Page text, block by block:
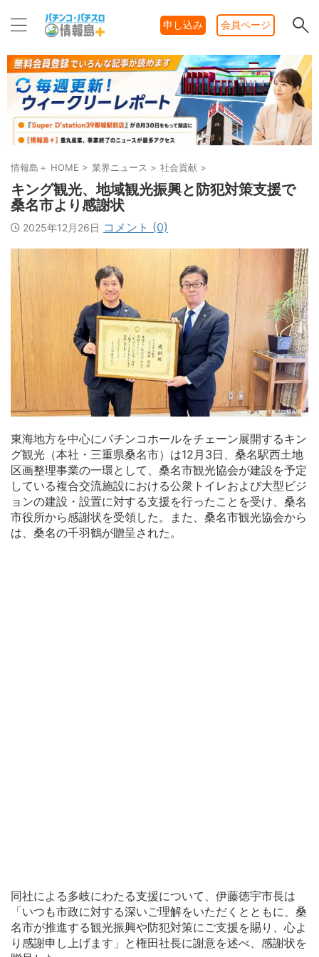
申し込み 会員ページ
情報島＋ HOME > 業界ニュース > 社会貢献 >
キング観光、地域観光振興と防犯対策支援で
桑名市より感謝状
2025年12月26日 コメント (0)
東海地方を中心にパチンコホールをチェーン展開するキン
グ観光（本社・三重県桑名市）は12月3日、桑名駅西土地
区画整理事業の一環として、桑名市観光協会が建設を予定
している複合交流施設における公衆トイレおよび大型ビジ
ョンの建設・設置に対する支援を行ったことを受け、桑名
市役所から感謝状を受領した。また、桑名市観光協会から
は、桑名の千羽鶴が贈呈された。
同社による多岐にわたる支援について、伊藤徳宇市長は
「いつも市政に対する深いご理解をいただくとともに、桑
名市が推進する観光振興や防犯対策にご支援を賜り、心よ
り感謝申し上げます」と権田社長に謝意を述べ、感謝状を